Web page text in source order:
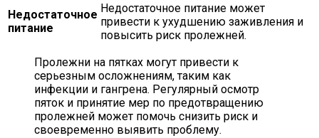
Недостаточное
питание
Недостаточное питание может
привести к ухудшению заживления и
повысить риск пролежней.
Пролежни на пятках могут привести к
серьезным осложнениям, таким как
инфекции и гангрена. Регулярный осмотр
пяток и принятие мер по предотвращению
пролежней может помочь снизить риск и
своевременно выявить проблему.